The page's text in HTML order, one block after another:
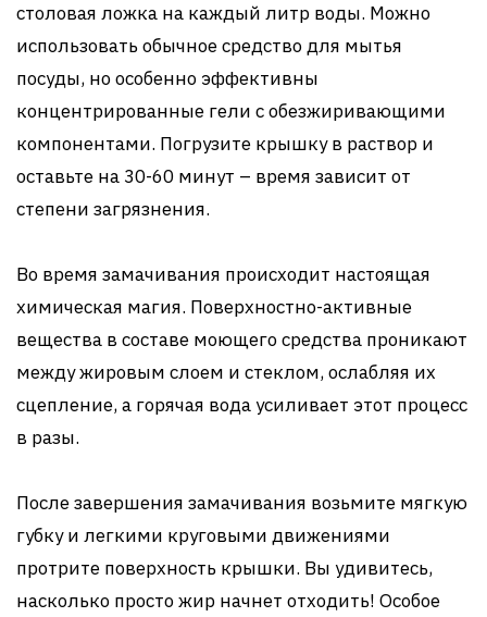
столовая ложка на каждый литр воды. Можно
использовать обычное средство для мытья
посуды, но особенно эффективны
концентрированные гели с обезжиривающими
компонентами. Погрузите крышку в раствор и
оставьте на 30-60 минут – время зависит от
степени загрязнения.
Во время замачивания происходит настоящая
химическая магия. Поверхностно-активные
вещества в составе моющего средства проникают
между жировым слоем и стеклом, ослабляя их
сцепление, а горячая вода усиливает этот процесс
в разы.
После завершения замачивания возьмите мягкую
губку и легкими круговыми движениями
протрите поверхность крышки. Вы удивитесь,
насколько просто жир начнет отходить! Особое